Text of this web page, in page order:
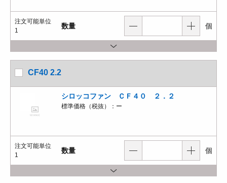
注文可能単位
1
数量 個
CF40 2.2
シロッコファン ＣＦ４０ ２．２
標準価格（税抜）： ー
注文可能単位
1
数量 個